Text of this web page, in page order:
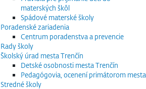
materských škôl
Spádové materské školy
Poradenské zariadenia
Centrum poradenstva a prevencie
Rady školy
Školský úrad mesta Trenčín
Detské osobnosti mesta Trenčín
Pedagógovia, ocenení primátorom mesta
Stredné školy